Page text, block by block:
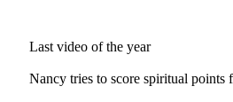
Last video of the year
Nancy tries to score spiritual points